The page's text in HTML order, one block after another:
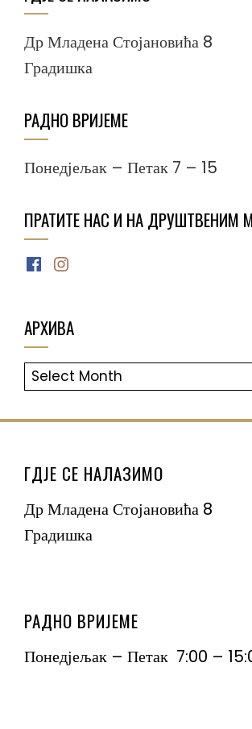
Др Младена Стојановића 8
Градишка
РАДНО ВРИЈЕМЕ
Понедјељак – Петак 7 – 15
ПРАТИТЕ НАС И НА ДРУШТВЕНИМ
Facebook
Instagram
АРХИВА
АРХИВА
ГДЈЕ СЕ НАЛАЗИМО
Др Младена Стојановића 8
Градишка
РАДНО ВРИЈЕМЕ
Понедјељак – Петак 7:00 –